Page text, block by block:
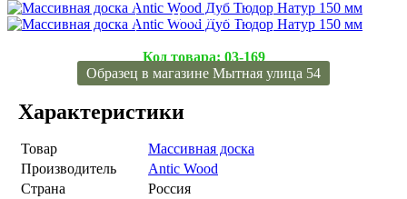
Подробнее
Подробнее
Код товара: 03-169
Образец в магазине Мытная улица 54
Характеристики
Товар
Массивная доска
Производитель
Antic Wood
Страна
Россия